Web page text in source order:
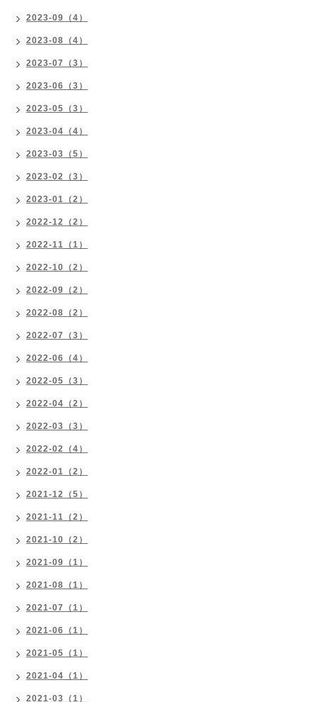
2023-09（4）
2023-08（4）
2023-07（3）
2023-06（3）
2023-05（3）
2023-04（4）
2023-03（5）
2023-02（3）
2023-01（2）
2022-12（2）
2022-11（1）
2022-10（2）
2022-09（2）
2022-08（2）
2022-07（3）
2022-06（4）
2022-05（3）
2022-04（2）
2022-03（3）
2022-02（4）
2022-01（2）
2021-12（5）
2021-11（2）
2021-10（2）
2021-09（1）
2021-08（1）
2021-07（1）
2021-06（1）
2021-05（1）
2021-04（1）
2021-03（1）